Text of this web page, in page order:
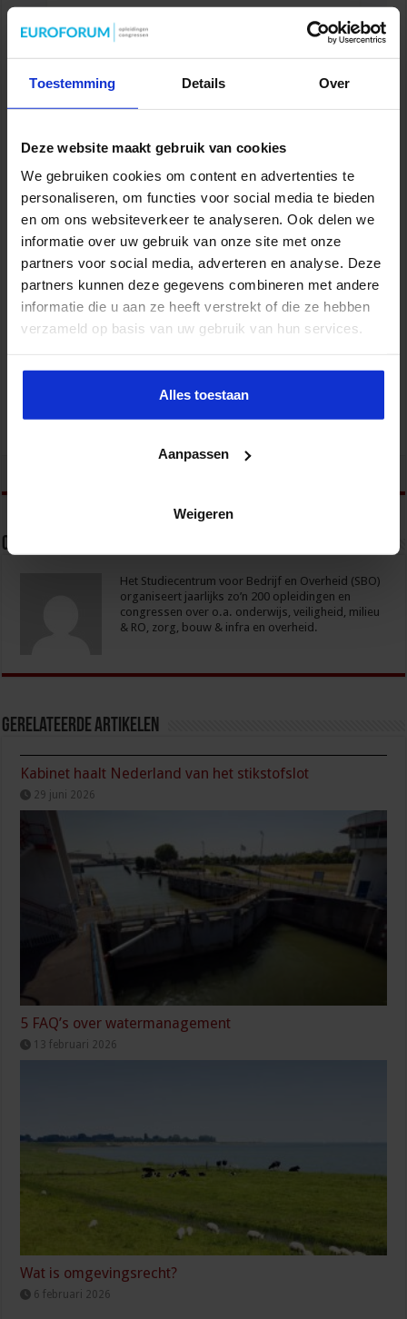
Toestemming Details Over
Deze website maakt gebruik van cookies
We gebruiken cookies om content en advertenties te
personaliseren, om functies voor social media te bieden
en om ons websiteverkeer te analyseren. Ook delen we
informatie over uw gebruik van onze site met onze
partners voor social media, adverteren en analyse. Deze
partners kunnen deze gegevens combineren met andere
informatie die u aan ze heeft verstrekt of die ze hebben
verzameld op basis van uw gebruik van hun services.
Alles toestaan
Aanpassen
Weigeren
Cursus AI voor de overheid
OVERHEID
Opleiding Sociale Veiligheid in de Organisatie
Over sbo
Het Studiecentrum voor Bedrijf en Overheid (SBO)
organiseert jaarlijks zo’n 200 opleidingen en
congressen over o.a. onderwijs, veiligheid, milieu
& RO, zorg, bouw & infra en overheid.
Gerelateerde Artikelen
Kabinet haalt Nederland van het stikstofslot
29 juni 2026
5 FAQ’s over watermanagement
13 februari 2026
Wat is omgevingsrecht?
6 februari 2026